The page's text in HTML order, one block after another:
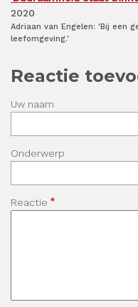
2020
Adriaan van Engelen: 'Bij een
leefomgeving.'
Reactie
Uw naam
Onderwerp
Reactie